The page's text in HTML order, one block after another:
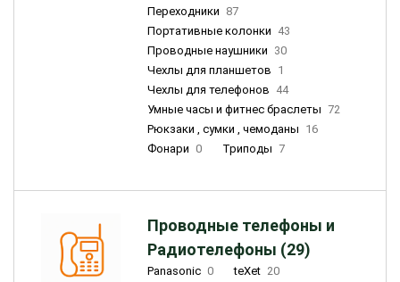
Переходники 87
Портативные колонки 43
Проводные наушники 30
Чехлы для планшетов 1
Чехлы для телефонов 44
Умные часы и фитнес браслеты 72
Рюкзаки , сумки , чемоданы 16
Фонари 0 Триподы 7
Проводные телефоны и
Радиотелефоны (29)
Panasonic 0 teXet 20